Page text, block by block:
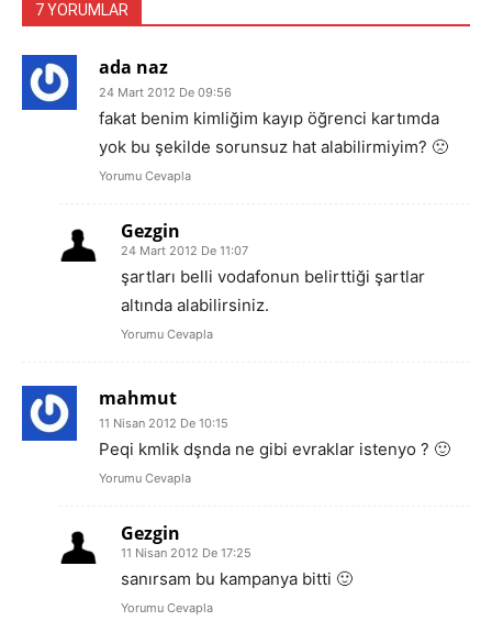
7 YORUMLAR
ada naz
24 Mart 2012 De 09:56
fakat benim kimliğim kayıp öğrenci kartımda
yok bu şekilde sorunsuz hat alabilirmiyim? 🙁
Yorumu Cevapla
Gezgin
24 Mart 2012 De 11:07
şartları belli vodafonun belirttiği şartlar
altında alabilirsiniz.
Yorumu Cevapla
mahmut
11 Nisan 2012 De 10:15
Peqi kmlik dşnda ne gibi evraklar istenyo ? 🙂
Yorumu Cevapla
Gezgin
11 Nisan 2012 De 17:25
sanırsam bu kampanya bitti 🙂
Yorumu Cevapla